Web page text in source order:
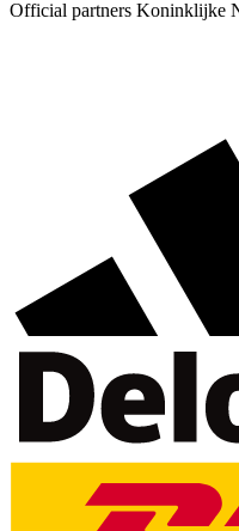
Official partners Koninklijke